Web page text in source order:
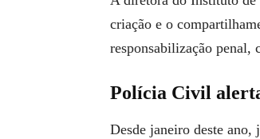
criação e o
responsabilização
Polícia Civil
Desde janeiro deste